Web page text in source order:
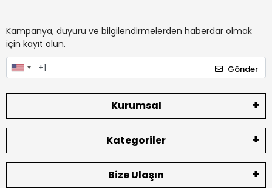
Kampanya, duyuru ve bilgilendirmelerden haberdar olmak
için kayıt olun.
Gönder
Kurumsal
Kategoriler
Bize Ulaşın